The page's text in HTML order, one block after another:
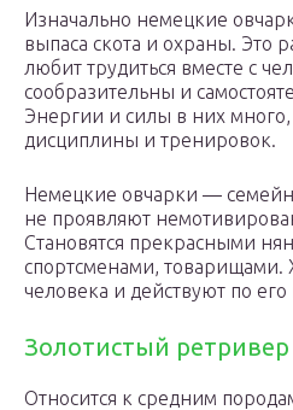
Изначально немецкие
выпаса скота и охраны. Это
любит трудиться вместе с
сообразительны и
Энергии и силы в них
дисциплины и тренировок.
Немецкие овчарки —
не проявляют
Становятся прекрасными
спортсменами, товарищами.
человека и действуют по
Золотистый ретривер
Относится к средним